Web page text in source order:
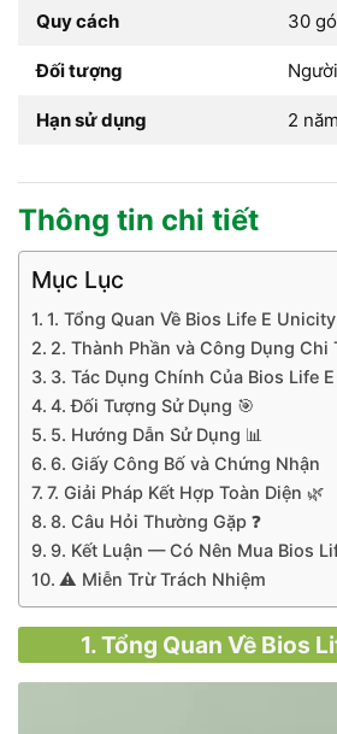
Quy cách 30
Đối tượng
Hạn sử dụng 2
Thông tin chi tiết
Mục Lục
1. Tổng Quan Về Bios Life E Unicity
2. Thành Phần và Công Dụng Chi
3. Tác Dụng Chính Của Bios Life
4. Đối Tượng Sử Dụng 🎯
5. Hướng Dẫn Sử Dụng 📊
6. Giấy Công Bố và Chứng Nhận
7. Giải Pháp Kết Hợp Toàn Diện 🌿
8. Câu Hỏi Thường Gặp ❓
9. Kết Luận — Có Nên Mua Bios
⚠️ Miễn Trừ Trách Nhiệm
1. Tổng Quan Về Bios